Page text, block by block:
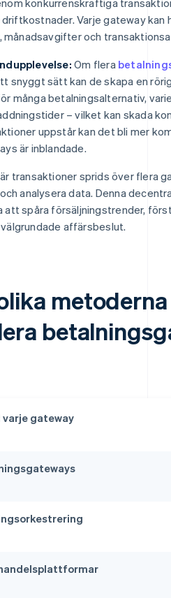
Varje gateway kan
månadsavgifter och
Om flera
snyggt sätt kan de skapa en
många betalningsalternativ,
– vilket kan skada
uppstår kan det bli mer
är inblandade.
transaktioner sprids över flera
analysera data. Denna
att spåra försäljningstrender,
affärsbeslut.
gateway